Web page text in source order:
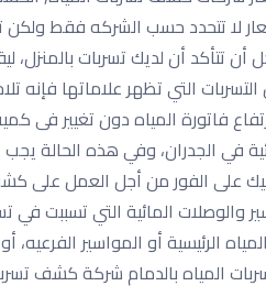
لا تتحدد حسب الشركه فقط
أن تتأكد أن لديك تسربات
التي تظهر علاماتها فإنه
فاتورة المياه دون تغيير
في الجدران، وفي هذه
على الفور من أجل العمل على
والوصلات المائية التي تسببت
الرئيسية أو المواسير